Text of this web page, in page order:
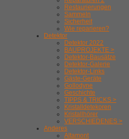
Restaurierungen
Sammeln
Sicherheit
Wie reparieren?
Detektor
Detektor 2022
BAUPROJEKTE >
Detektor-Bausätze
Detektor-Galerie
Detektor-Links
Gäste-Geräte
Gollodyne
Geschichte
TIPPS & TRICKS >
Kristalldetekoren
Kristallhörer
VERSCHIEDENES >
Anderes
Altamont